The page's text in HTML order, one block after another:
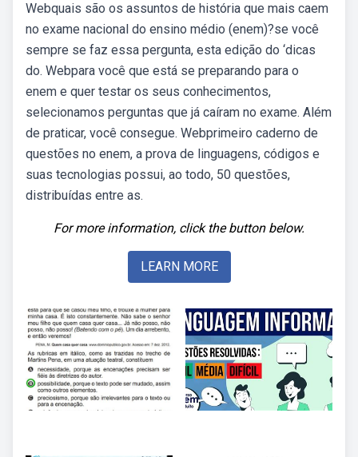
Webquais são os assuntos de história que mais caem
no exame nacional do ensino médio (enem)?se você
sempre se faz essa pergunta, esta edição do ‘dicas
do. Webpara você que está se preparando para o
enem e quer testar os seus conhecimentos,
selecionamos perguntas que já caíram no exame. Além
de praticar, você consegue. Webprimeiro caderno de
questões no enem, a prova de linguagens, códigos e
suas tecnologias possui, ao todo, 50 questões,
distribuídas entre as.
For more information, click the button below.
LEARN MORE